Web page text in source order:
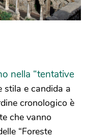
nella “tentative
stila e candida a
cronologico è
che vanno
“Foreste